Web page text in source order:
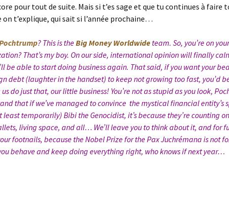
pour tout de suite. Mais si t’es sage et que tu continues à faire
on t’explique, qui sait si l’année prochaine…
? This is theBig Money Worldwide team. So, you’re on
That’s my boy. On our side, international opinion will finally
be able to start doing business again. That said, if you want your
debt (laughter in the handset) to keep not growing too fast, you’d
do just that, our little business! You’re not as stupid as you look,
that if we’ve managed to convince the mystical financial entity’s
least temporarily) Bibi the Genocidist, it’s because they’re counting
living space, and all… We’ll leave you to think about it, and for
footnails, because the Nobel Prize for the Pax Juchrémana is not
behave and keep doing everything right, who knows if next year…